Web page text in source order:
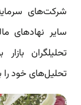
شرکت‌های
سایر نهادهای
تحلیلگران
تحلیل‌های خود را